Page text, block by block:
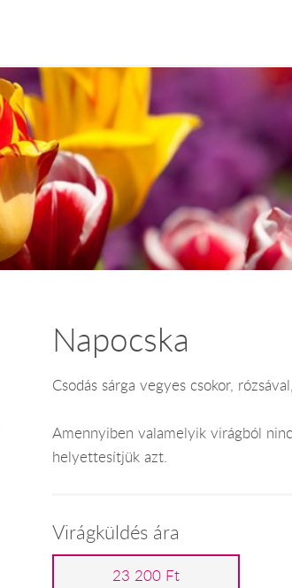
Napocska
Csodás sárga vegyes csokor,
Amennyiben valamelyik virágból
helyettesítjük azt.
Virágküldés ára
23 200 Ft